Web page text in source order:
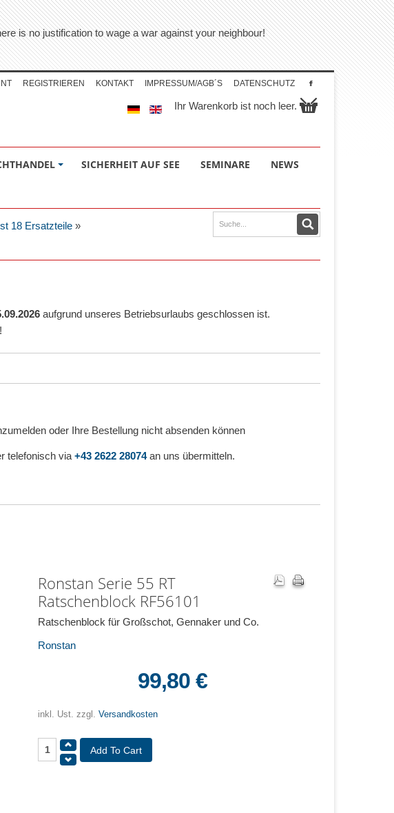
is no justification to wage a war against your neighbour!
KONTAKT IMPRESSUM/AGB´S DATENSCHUTZ
REGISTRIEREN
Ihr Warenkorb ist noch leer.
SICHERHEIT AUF SEE SEMINARE NEWS
18 Ersatzteile »
aufgrund unseres Betriebsurlaubs geschlossen ist.
oder Ihre Bestellung nicht absenden können
telefonisch via +43 2622 28074an uns übermitteln.
Ronstan Serie 55 RT
Ratschenblock RF56101
Ratschenblock für Großschot, Gennaker und Co.
Ronstan
99,80 €
inkl. Ust. zzgl.Versandkosten